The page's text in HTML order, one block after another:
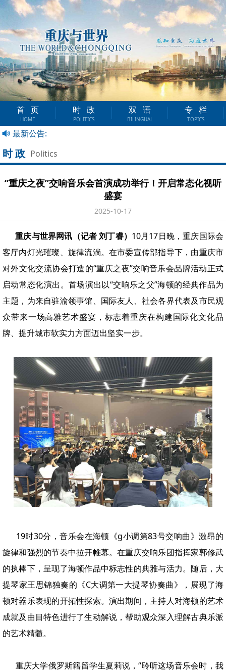
首页
HOME
时政
POLITICS
双语
BILINGUAL
专栏
TOPICS
最新公告:
时政 Politics
‌“重庆之夜”交响音乐会首演成功举行！开启常态化视听
盛宴
2025-10-17
重庆与世界网讯（记者 刘丁睿） 10月17日晚，重庆国际会
客厅内灯光璀璨、旋律流淌。在市委宣传部指导下，由重庆市
对外文化交流协会打造的“重庆之夜”交响音乐会品牌活动正式
启动常态化演出。首场演出以“交响乐之父”海顿的经典作品为
主题，为来自驻渝领事馆、国际友人、社会各界代表及市民观
众带来一场高雅艺术盛宴，标志着重庆在构建国际化文化品
牌、提升城市软实力方面迈出坚实一步。
19时30分，音乐会在海顿《g小调第83号交响曲》激昂的
旋律和强烈的节奏中拉开帷幕。在重庆交响乐团指挥家郭修武
的执棒下，呈现了海顿作品中标志性的典雅与活力。随后，大
提琴家王思锦独奏的《C大调第一大提琴协奏曲》，展现了海
顿对器乐表现的开拓性探索。演出期间，主持人对海顿的艺术
成就及曲目特色进行了生动解说，帮助观众深入理解古典乐派
的艺术精髓。
重庆大学俄罗斯籍留学生夏莉说，“聆听这场音乐会时，我